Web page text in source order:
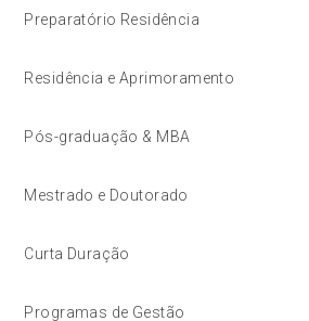
Preparatório Residência
Residência e Aprimoramento
Pós-graduação & MBA
Mestrado e Doutorado
Curta Duração
Programas de Gestão